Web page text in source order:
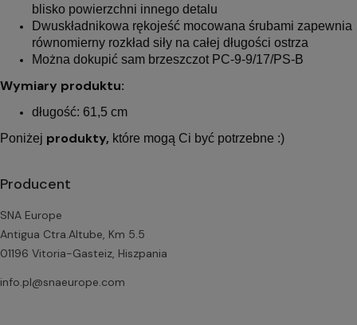
blisko powierzchni innego detalu
Dwuskładnikowa rękojeść mocowana śrubami zapewnia
równomierny rozkład siły na całej długości ostrza
Można dokupić sam brzeszczot PC-9-9/17/PS-B
Wymiary produktu:
długość: 61,5 cm
Poniżej produkty, które mogą Ci być potrzebne :)
Producent
SNA Europe
Antigua Ctra.Altube, Km 5.5
01196 Vitoria-Gasteiz, Hiszpania
info.pl@snaeurope.com